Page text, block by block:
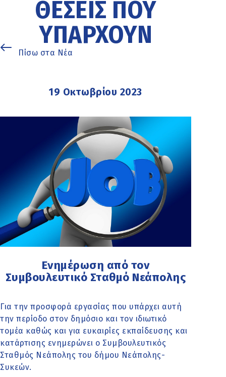
ΘΈΣΕΙΣ ΠΟΥ
ΥΠΆΡΧΟΥΝ
Πίσω στα Νέα
19 Οκτωβρίου 2023
Ενημέρωση από τον
Συμβουλευτικό Σταθμό Νεάπολης
Για την προσφορά εργασίας που υπάρχει αυτή
την περίοδο στον δημόσιο και τον ιδιωτικό
τομέα καθώς και για ευκαιρίες εκπαίδευσης και
κατάρτισης ενημερώνει ο Συμβουλευτικός
Σταθμός Νεάπολης του δήμου Νεάπολης-
Συκεών.